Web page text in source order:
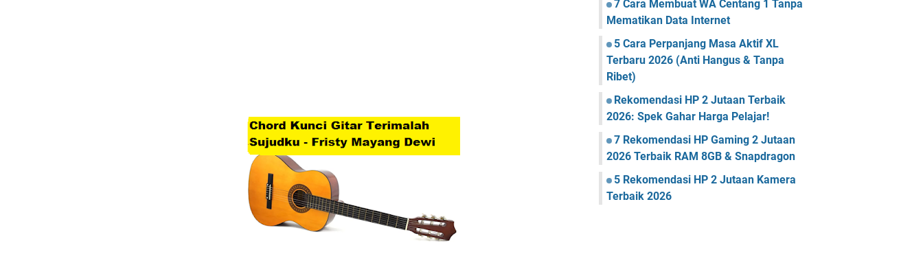
7 Cara Membuat WA Centang 1 Tanpa
Mematikan Data Internet
5 Cara Perpanjang Masa Aktif XL
Terbaru 2026 (Anti Hangus & Tanpa
Ribet)
Rekomendasi HP 2 Jutaan Terbaik
2026: Spek Gahar Harga Pelajar!
7 Rekomendasi HP Gaming 2 Jutaan
2026 Terbaik RAM 8GB & Snapdragon
5 Rekomendasi HP 2 Jutaan Kamera
Terbaik 2026